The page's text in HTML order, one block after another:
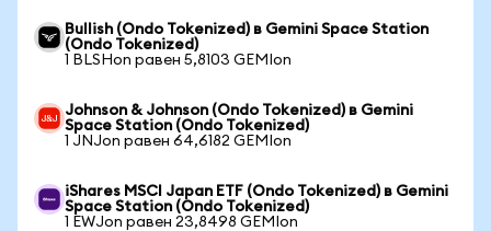
Bullish (Ondo Tokenized) в Gemini Space Station
(Ondo Tokenized)
1 BLSHon равен 5,8103 GEMIon
Johnson & Johnson (Ondo Tokenized) в Gemini
Space Station (Ondo Tokenized)
1 JNJon равен 64,6182 GEMIon
iShares MSCI Japan ETF (Ondo Tokenized) в Gemini
Space Station (Ondo Tokenized)
1 EWJon равен 23,8498 GEMIon